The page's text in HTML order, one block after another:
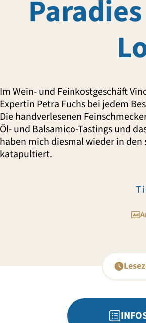
Im Wein- und Feinkostgeschäft
Expertin Petra Fuchs bei jedem
Die handverlesenen
Öl- und Balsamico-Tastings und
haben mich diesmal wieder in
katapultiert.